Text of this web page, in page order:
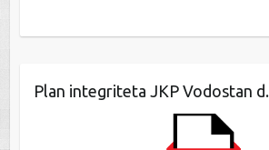
Plan integriteta JKP Vodostan